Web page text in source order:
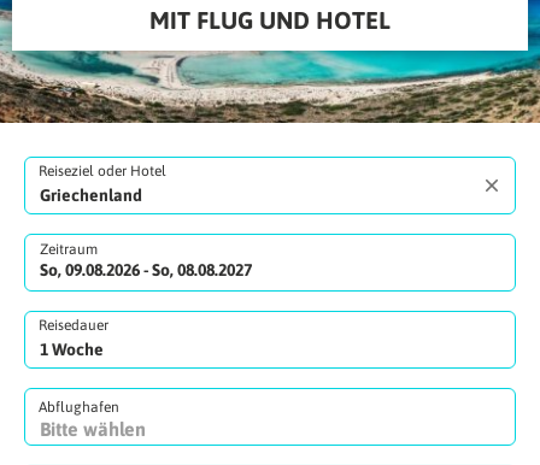
MIT FLUG UND HOTEL
Reiseziel oder Hotel
Zeitraum
So, 09.08.2026 - So, 08.08.2027
Reisedauer
Abflughafen